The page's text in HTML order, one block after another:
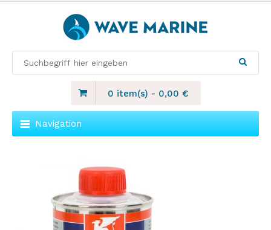
0 item(s) - 0,00 €
Navigation